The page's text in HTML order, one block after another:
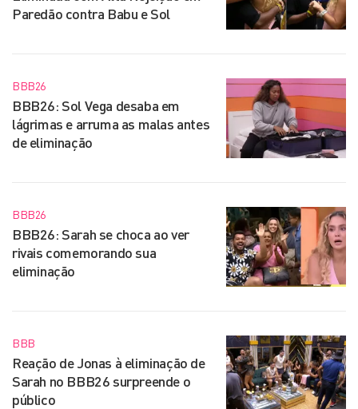
Paredão contra Babu e Sol
BBB26
BBB26: Sol Vega desaba em
lágrimas e arruma as malas antes
de eliminação
BBB26
BBB26: Sarah se choca ao ver
rivais comemorando sua
eliminação
BBB
Reação de Jonas à eliminação de
Sarah no BBB26 surpreende o
público